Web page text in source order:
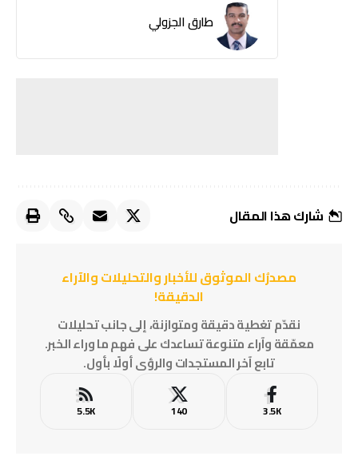
طارق الجزولي
شارك هذا المقال
مصدرُك الموثوق للأخبار والتحليلات والآراء
الدقيقة!
نقدّم تغطية دقيقة ومتوازنة، إلى جانب تحليلات
معمّقة وآراء متنوعة تساعدك على فهم ما وراء الخبر.
تابع آخر المستجدات والرؤى أولًا بأول.
3.5K
140
5.5K